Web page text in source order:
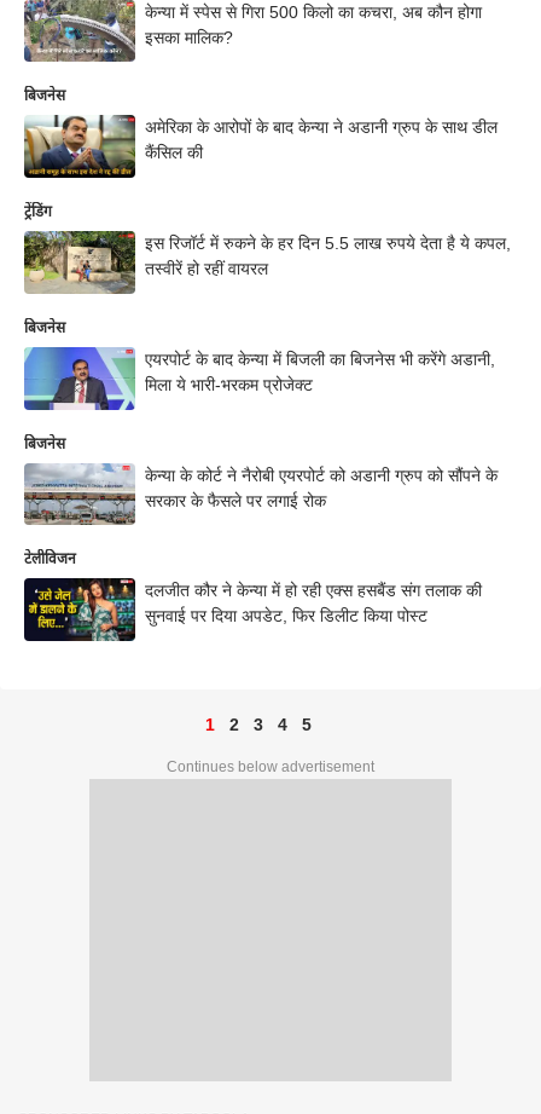
केन्या में स्पेस से गिरा 500 किलो का कचरा, अब कौन होगा
इसका मालिक?
बिजनेस
अमेरिका के आरोपों के बाद केन्या ने अडानी ग्रुप के साथ डील
कैंसिल की
ट्रेंडिंग
इस रिजॉर्ट में रुकने के हर दिन 5.5 लाख रुपये देता है ये कपल,
तस्वीरें हो रहीं वायरल
बिजनेस
एयरपोर्ट के बाद केन्या में बिजली का बिजनेस भी करेंगे अडानी,
मिला ये भारी-भरकम प्रोजेक्ट
बिजनेस
केन्या के कोर्ट ने नैरोबी एयरपोर्ट को अडानी ग्रुप को सौंपने के
सरकार के फैसले पर लगाई रोक
टेलीविजन
दलजीत कौर ने केन्या में हो रही एक्स हसबैंड संग तलाक की
सुनवाई पर दिया अपडेट, फिर डिलीट किया पोस्ट
1 2 3 4 5
Continues below advertisement